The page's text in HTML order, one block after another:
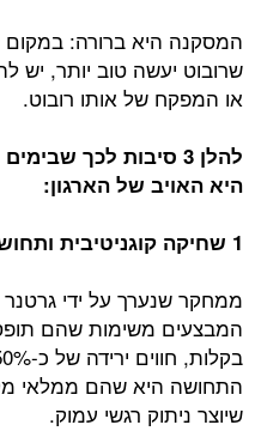
המסקנה היא ברורה:
שרובוט יעשה טוב יותר, יש
או המפקח של אותו רובוט.
להלן 3 סיבות לכך
היא האויב של הארגון:
1 שחיקה קוגניטיבית ותחושת מיותרות:
ממחקר שנערך על ידי גרטנר
המבצעים משימות שהם
התחושה היא שהם ממלאי
שיוצר ניתוק רגשי עמוק.